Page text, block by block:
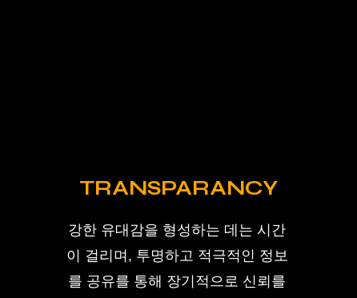
TRANSPARANCY
강한 유대감을 형성하는 데는 시간
이 걸리며, 투명하고 적극적인 정보
를 공유를 통해 장기적으로 신뢰를